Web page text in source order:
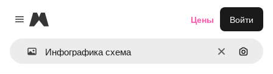
Close menu
Magnific
ОчиститьПоиск
Цены Войти